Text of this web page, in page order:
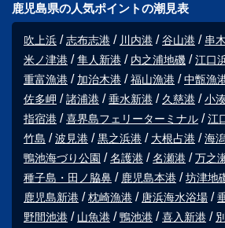
鹿児島県の人気ポイントの潮見表
吹上浜 志布志港 川内港 谷山港 串
米ノ津港
隼人新港 内之浦地磯 江口
重富漁港
加治木港 福山漁港 中甑漁
佐多岬
諸浦港 垂水新港 久慈港 小
指宿港
喜界島フェリーターミナル 江
竹島
波見港 黒之浜港 大根占港
海
鴨池海づり公園
名護港 名瀬港 万之
種子島・田ノ脇鼻
鹿児島本港 坊津地
鹿児島新港
枕崎漁港 唐浜海水浴場
野間池港
山魚港 鴨池港 喜入新港